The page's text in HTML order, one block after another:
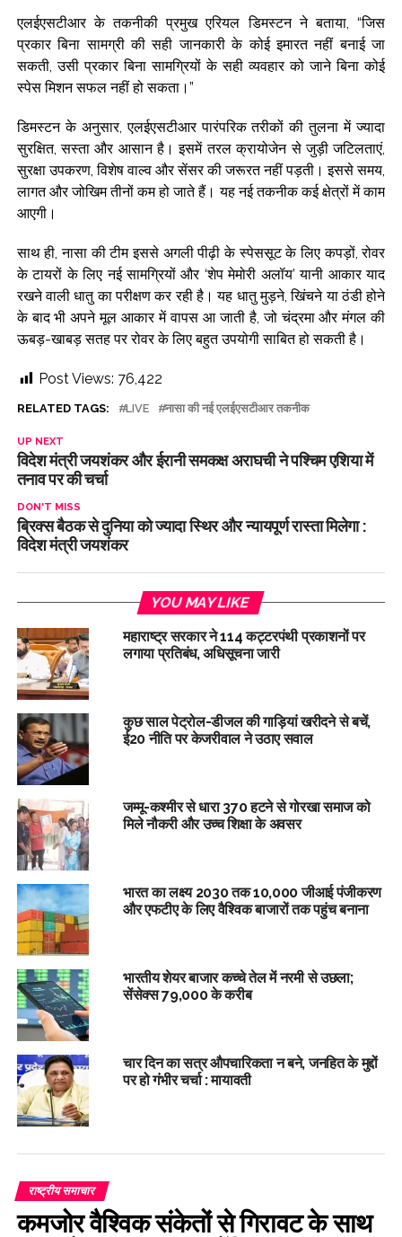
एलईएसटीआर के तकनीकी प्रमुख एरियल डिमस्टन ने बताया, “जिस
प्रकार बिना सामग्री की सही जानकारी के कोई इमारत नहीं बनाई जा
सकती, उसी प्रकार बिना सामग्रियों के सही व्यवहार को जाने बिना कोई
स्पेस मिशन सफल नहीं हो सकता।”
डिमस्टन के अनुसार, एलईएसटीआर पारंपरिक तरीकों की तुलना में ज्यादा
सुरक्षित, सस्ता और आसान है। इसमें तरल क्रायोजेन से जुड़ी जटिलताएं,
सुरक्षा उपकरण, विशेष वाल्व और सेंसर की जरूरत नहीं पड़ती। इससे समय,
लागत और जोखिम तीनों कम हो जाते हैं। यह नई तकनीक कई क्षेत्रों में काम
आएगी।
साथ ही, नासा की टीम इससे अगली पीढ़ी के स्पेससूट के लिए कपड़ों, रोवर
के टायरों के लिए नई सामग्रियों और ‘शेप मेमोरी अलॉय’ यानी आकार याद
रखने वाली धातु का परीक्षण कर रही है। यह धातु मुड़ने, खिंचने या ठंडी होने
के बाद भी अपने मूल आकार में वापस आ जाती है, जो चंद्रमा और मंगल की
ऊबड़-खाबड़ सतह पर रोवर के लिए बहुत उपयोगी साबित हो सकती है।
Post Views: 76,422
RELATED TAGS: LIVE नासा की नई एलईएसटीआर तकनीक
UP NEXT
विदेश मंत्री जयशंकर और ईरानी समकक्ष अराघची ने पश्चिम एशिया में
तनाव पर की चर्चा
DON'T MISS
ब्रिक्‍स बैठक से दुनिया को ज्यादा स्थिर और न्यायपूर्ण रास्ता मिलेगा :
विदेश मंत्री जयशंकर
YOU MAY LIKE
महाराष्ट्र सरकार ने 114 कट्टरपंथी प्रकाशनों पर
लगाया प्रतिबंध, अधिसूचना जारी
कुछ साल पेट्रोल-डीजल की गाड़ियां खरीदने से बचें,
ई20 नीति पर केजरीवाल ने उठाए सवाल
जम्मू-कश्मीर से धारा 370 हटने से गोरखा समाज को
मिले नौकरी और उच्च शिक्षा के अवसर
भारत का लक्ष्य 2030 तक 10,000 जीआई पंजीकरण
और एफटीए के लिए वैश्विक बाजारों तक पहुंच बनाना
भारतीय शेयर बाजार कच्चे तेल में नरमी से उछला;
सेंसेक्स 79,000 के करीब
चार दिन का सत्र औपचारिकता न बने, जनहित के मुद्दों
पर हो गंभीर चर्चा : मायावती
राष्ट्रीय समाचार
कमजोर वैश्विक संकेतों से गिरावट के साथ